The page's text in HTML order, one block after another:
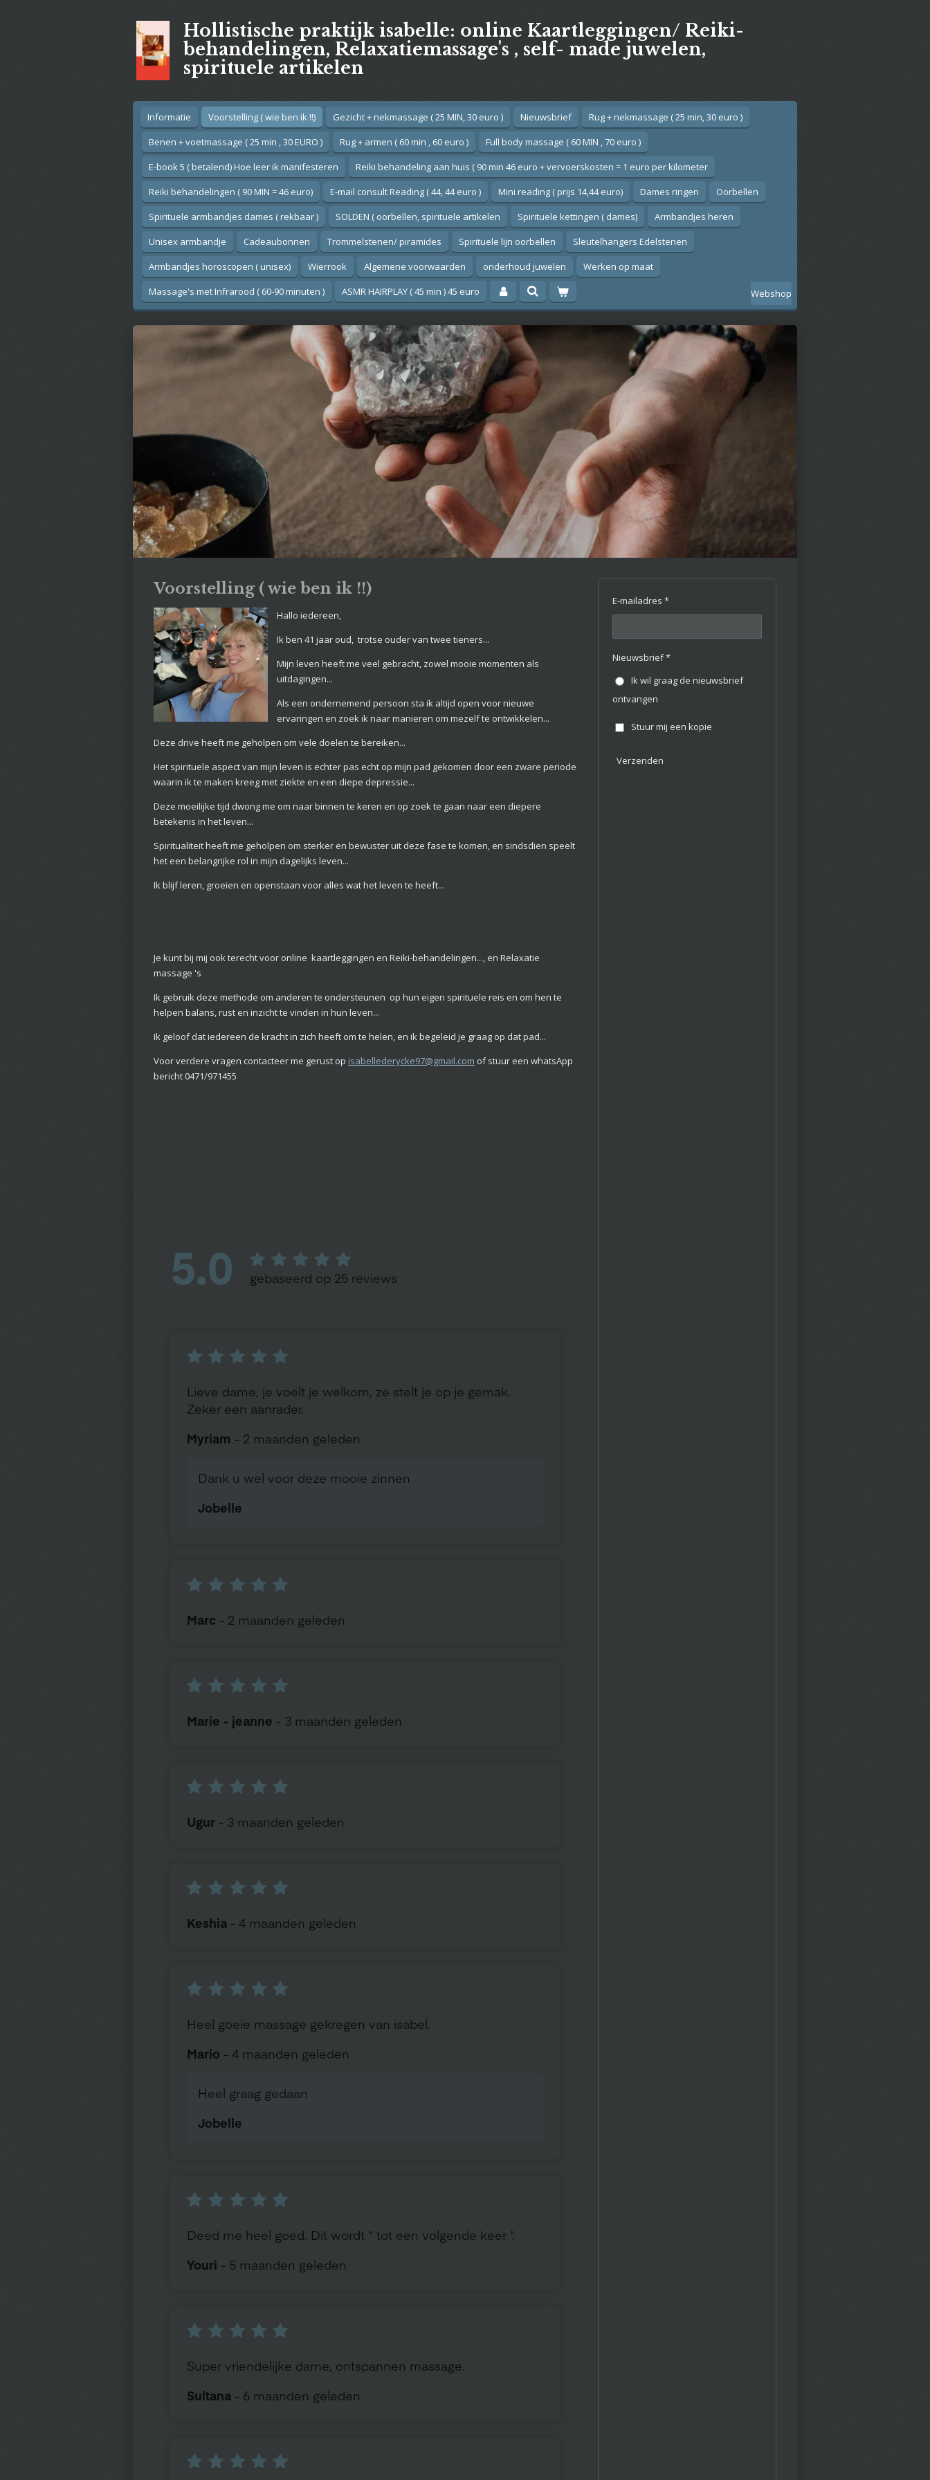
Hollistische praktijk isabelle: online Kaartleggingen/ Reiki-
behandelingen, Relaxatiemassage's , self- made juwelen,
spirituele artikelen
Informatie Voorstelling ( wie ben ik !!) Gezicht + nekmassage ( 25 MIN, 30 euro ) Nieuwsbrief
Rug + nekmassage ( 25 min, 30 euro )
Benen + voetmassage ( 25 min , 30 EURO )
Rug + armen ( 60 min , 60 euro )
Full body massage ( 60 MIN , 70 euro )
E-book 5 ( betalend) Hoe leer ik manifesteren
Reiki behandeling aan huis ( 90 min 46 euro + vervoerskosten = 1 euro per kilometer
Reiki behandelingen ( 90 MIN = 46 euro)
E-mail consult Reading ( 44, 44 euro ) Mini reading ( prijs 14,44 euro) Dames ringen
Oorbellen
Spirituele armbandjes dames ( rekbaar )
SOLDEN ( oorbellen, spirituele artikelen Spirituele kettingen ( dames)
Armbandjes heren
Unisex armbandje
Cadeaubonnen Trommelstenen/ piramides Spirituele lijn oorbellen
Sleutelhangers Edelstenen
Armbandjes horoscopen ( unisex)
Wierrook Algemene voorwaarden onderhoud juwelen
Werken op maat
Massage's met Infrarood ( 60-90 minuten )
ASMR HAIRPLAY ( 45 min ) 45 euro Webshop
Voorstelling ( wie ben ik !!)
Hallo iedereen,
Ik ben 41 jaar oud, trotse ouder van twee tieners...
Mijn leven heeft me veel gebracht, zowel mooie momenten als
uitdagingen...
Als een ondernemend persoon sta ik altijd open voor nieuwe
ervaringen en zoek ik naar manieren om mezelf te ontwikkelen...
Deze drive heeft me geholpen om vele doelen te bereiken...
Het spirituele aspect van mijn leven is echter pas echt op mijn pad gekomen door een zware periode
waarin ik te maken kreeg met ziekte en een diepe depressie...
Deze moeilijke tijd dwong me om naar binnen te keren en op zoek te gaan naar een diepere
betekenis in het leven...
Spiritualiteit heeft me geholpen om sterker en bewuster uit deze fase te komen, en sindsdien speelt
het een belangrijke rol in mijn dagelijks leven...
Ik blijf leren, groeien en openstaan voor alles wat het leven te heeft...
Je kunt bij mij ook terecht voor online kaartleggingen en Reiki-behandelingen..., en Relaxatie
massage 's
Ik gebruik deze methode om anderen te ondersteunen op hun eigen spirituele reis en om hen te
helpen balans, rust en inzicht te vinden in hun leven...
Ik geloof dat iedereen de kracht in zich heeft om te helen, en ik begeleid je graag op dat pad...
Voor verdere vragen contacteer me gerust op isabellederycke97@gmail.com of stuur een whatsApp
bericht 0471/971455
E-mailadres *
Nieuwsbrief *
Ik wil graag de nieuwsbrief
ontvangen
Stuur mij een kopie
Verzenden